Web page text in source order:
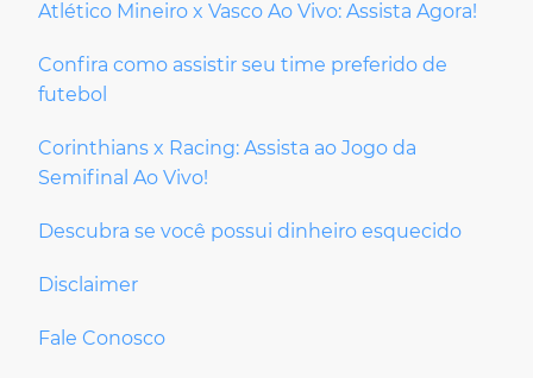
Atlético Mineiro x Vasco Ao Vivo: Assista Agora!
Confira como assistir seu time preferido de
futebol
Corinthians x Racing: Assista ao Jogo da
Semifinal Ao Vivo!
Descubra se você possui dinheiro esquecido
Disclaimer
Fale Conosco